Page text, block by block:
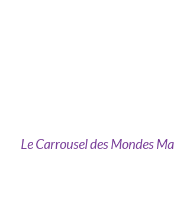
Le Carrousel des Mondes